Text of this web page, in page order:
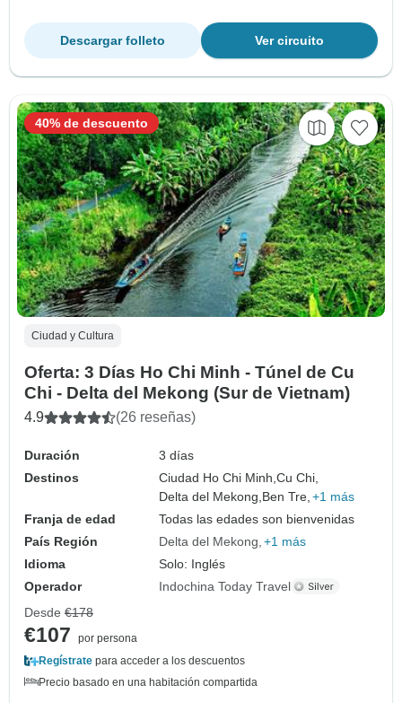
Ver circuito
Descargar folleto
Ciudad y Cultura
Oferta: 3 Días Ho Chi Minh - Túnel de Cu
Chi - Delta del Mekong (Sur de Vietnam)
4.9 (26 reseñas)
Duración
3 días
Destinos
Ciudad Ho Chi Minh,Cu Chi,
Delta del Mekong, Ben Tre, +1 más
Franja de edad
Todas las edades son bienvenidas
País Región
Delta del Mekong +1 más
Idioma
Solo: Inglés
Operador
Indochina Today Travel
40% de descuento
Desde €178
€107
por persona
Regístrate para acceder a los descuentos
Precio basado en una habitación compartida